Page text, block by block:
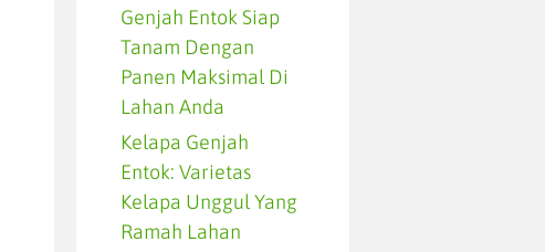
Genjah Entok Siap
Tanam Dengan
Panen Maksimal Di
Lahan Anda
Kelapa Genjah
Entok: Varietas
Kelapa Unggul Yang
Ramah Lahan